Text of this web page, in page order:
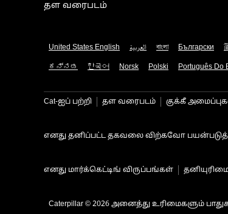
தள வரைபடம்
United States English العربية বাংলা Български
ಕನ್ನಡ 한국어 Norsk Polski Português Do
Cat-ஐப் பற்றி தள வரைபடம் குக்கீ
எனது தனிப்பட்ட தகவலை விற்கவோ
எனது மார்க்கெட்டிங் விருப்பங்கள்
Caterpillar © 2026 அனைத்து உரிமைகளும்